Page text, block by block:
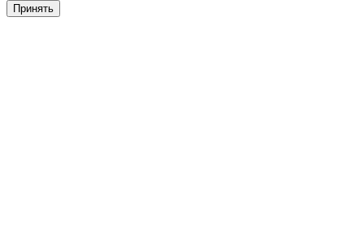
Принять